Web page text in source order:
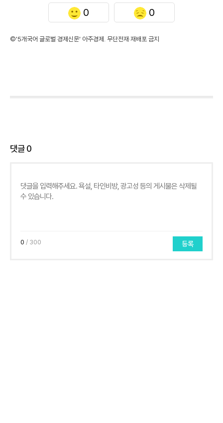
0 0
©'5개국어 글로벌 경제신문' 아주경제. 무단전재·재배포 금지
댓글0
0 / 300 등록